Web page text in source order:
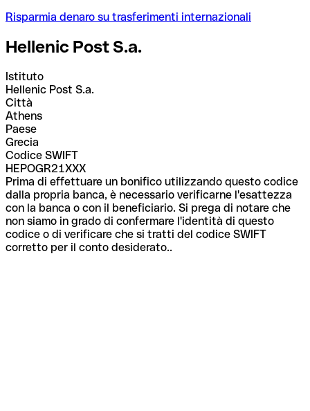
Risparmia denaro su trasferimenti internazionali
Hellenic Post S.a.
Istituto
Hellenic Post S.a.
Città
Athens
Paese
Grecia
Codice SWIFT
HEPOGR21XXX
Prima di effettuare un bonifico utilizzando questo codice
dalla propria banca, è necessario verificarne l'esattezza
con la banca o con il beneficiario. Si prega di notare che
non siamo in grado di confermare l'identità di questo
codice o di verificare che si tratti del codice SWIFT
corretto per il conto desiderato..